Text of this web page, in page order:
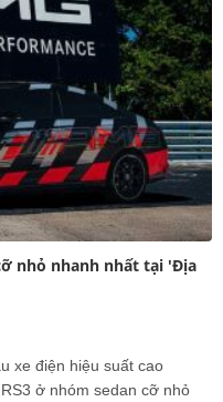
nhỏ nhanh nhất tại 'Địa
xe điện hiệu suất cao
ở nhóm sedan cỡ nhỏ